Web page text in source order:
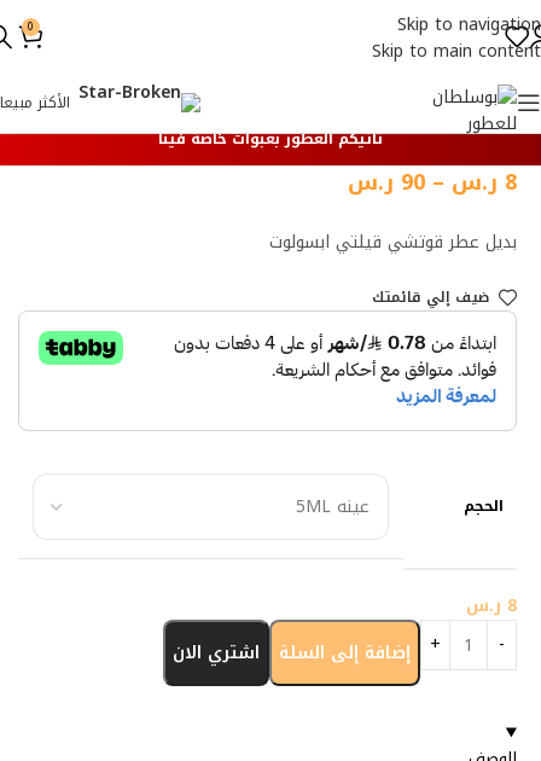
Skip to navigation
Skip to main content
0
الأكثر مبيعا
تأتيكم العطور بعبوات خاصة فينا
بديل عطر قوتشي قيلتي ابسولوت
8 ر.س –
90 ر.س
ضيف إلي قائمتك
الحجم
8 ر.س
إضافة إلى السلة
اشتري الان